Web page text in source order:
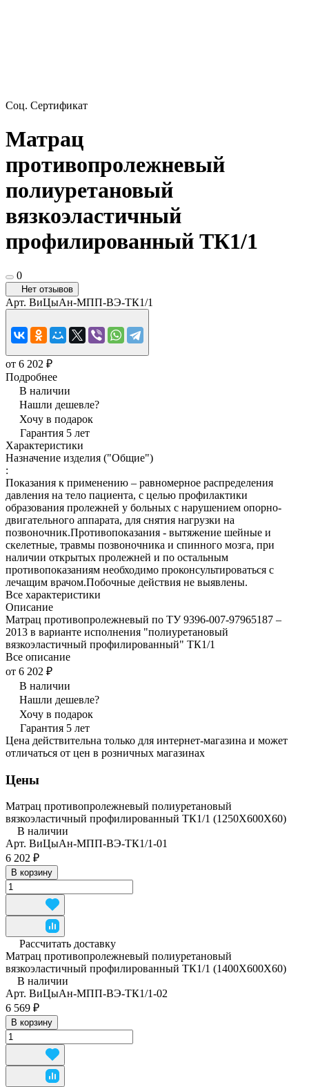
Соц. Сертификат
Матрац
противопролежневый
полиуретановый
вязкоэластичный
профилированный ТК1/1
0
Нет отзывов
Арт. ВиЦыАн-МПП-ВЭ-ТК1/1
от 6 202 ₽
Подробнее
В наличии
Нашли дешевле?
Хочу в подарок
Гарантия 5 лет
Характеристики
Назначение изделия ("Общие")
:
Показания к применению – равномерное распределения
давления на тело пациента, с целью профилактики
образования пролежней у больных с нарушением опорно-
двигательного аппарата, для снятия нагрузки на
позвоночник.Противопоказания - вытяжение шейные и
скелетные, травмы позвоночника и спинного мозга, при
наличии открытых пролежней и по остальным
противопоказаниям необходимо проконсультироваться с
лечащим врачом.Побочные действия не выявлены.
Все характеристики
Описание
Матрац противопролежневый по ТУ 9396-007-97965187 –
2013 в варианте исполнения "полиуретановый
вязкоэластичный профилированный" ТК1/1
Все описание
от 6 202 ₽
В наличии
Нашли дешевле?
Хочу в подарок
Гарантия 5 лет
Цена действительна только для интернет-магазина и может
отличаться от цен в розничных магазинах
Цены
Матрац противопролежневый полиуретановый
вязкоэластичный профилированный ТК1/1 (1250Х600Х60)
В наличии
Арт. ВиЦыАн-МПП-ВЭ-ТК1/1-01
6 202 ₽
В корзину
Рассчитать доставку
Матрац противопролежневый полиуретановый
вязкоэластичный профилированный ТК1/1 (1400Х600Х60)
В наличии
Арт. ВиЦыАн-МПП-ВЭ-ТК1/1-02
6 569 ₽
В корзину